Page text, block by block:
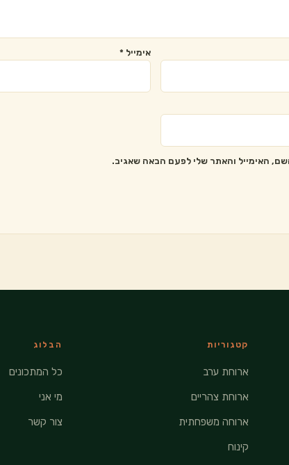
אימייל *
האימייל והאתר שלי לפעם הבאה שאגיב.
קטגוריות
ארוחת ערב
ארוחת צהריים
ארוחה משפחתית
קינוח
הבלוג
כל המתכונים
מי אני
צור קשר